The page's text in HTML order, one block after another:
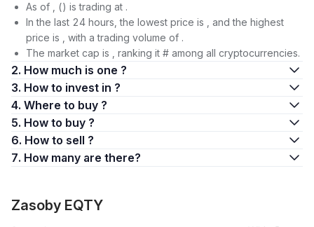
As of , () is trading at .
In the last 24 hours, the lowest price is , and the highest
price is , with a trading volume of .
The market cap is , ranking it # among all cryptocurrencies.
2. How much is one ?
3. How to invest in ?
4. Where to buy ?
5. How to buy ?
6. How to sell ?
7. How many are there?
Zasoby EQTY